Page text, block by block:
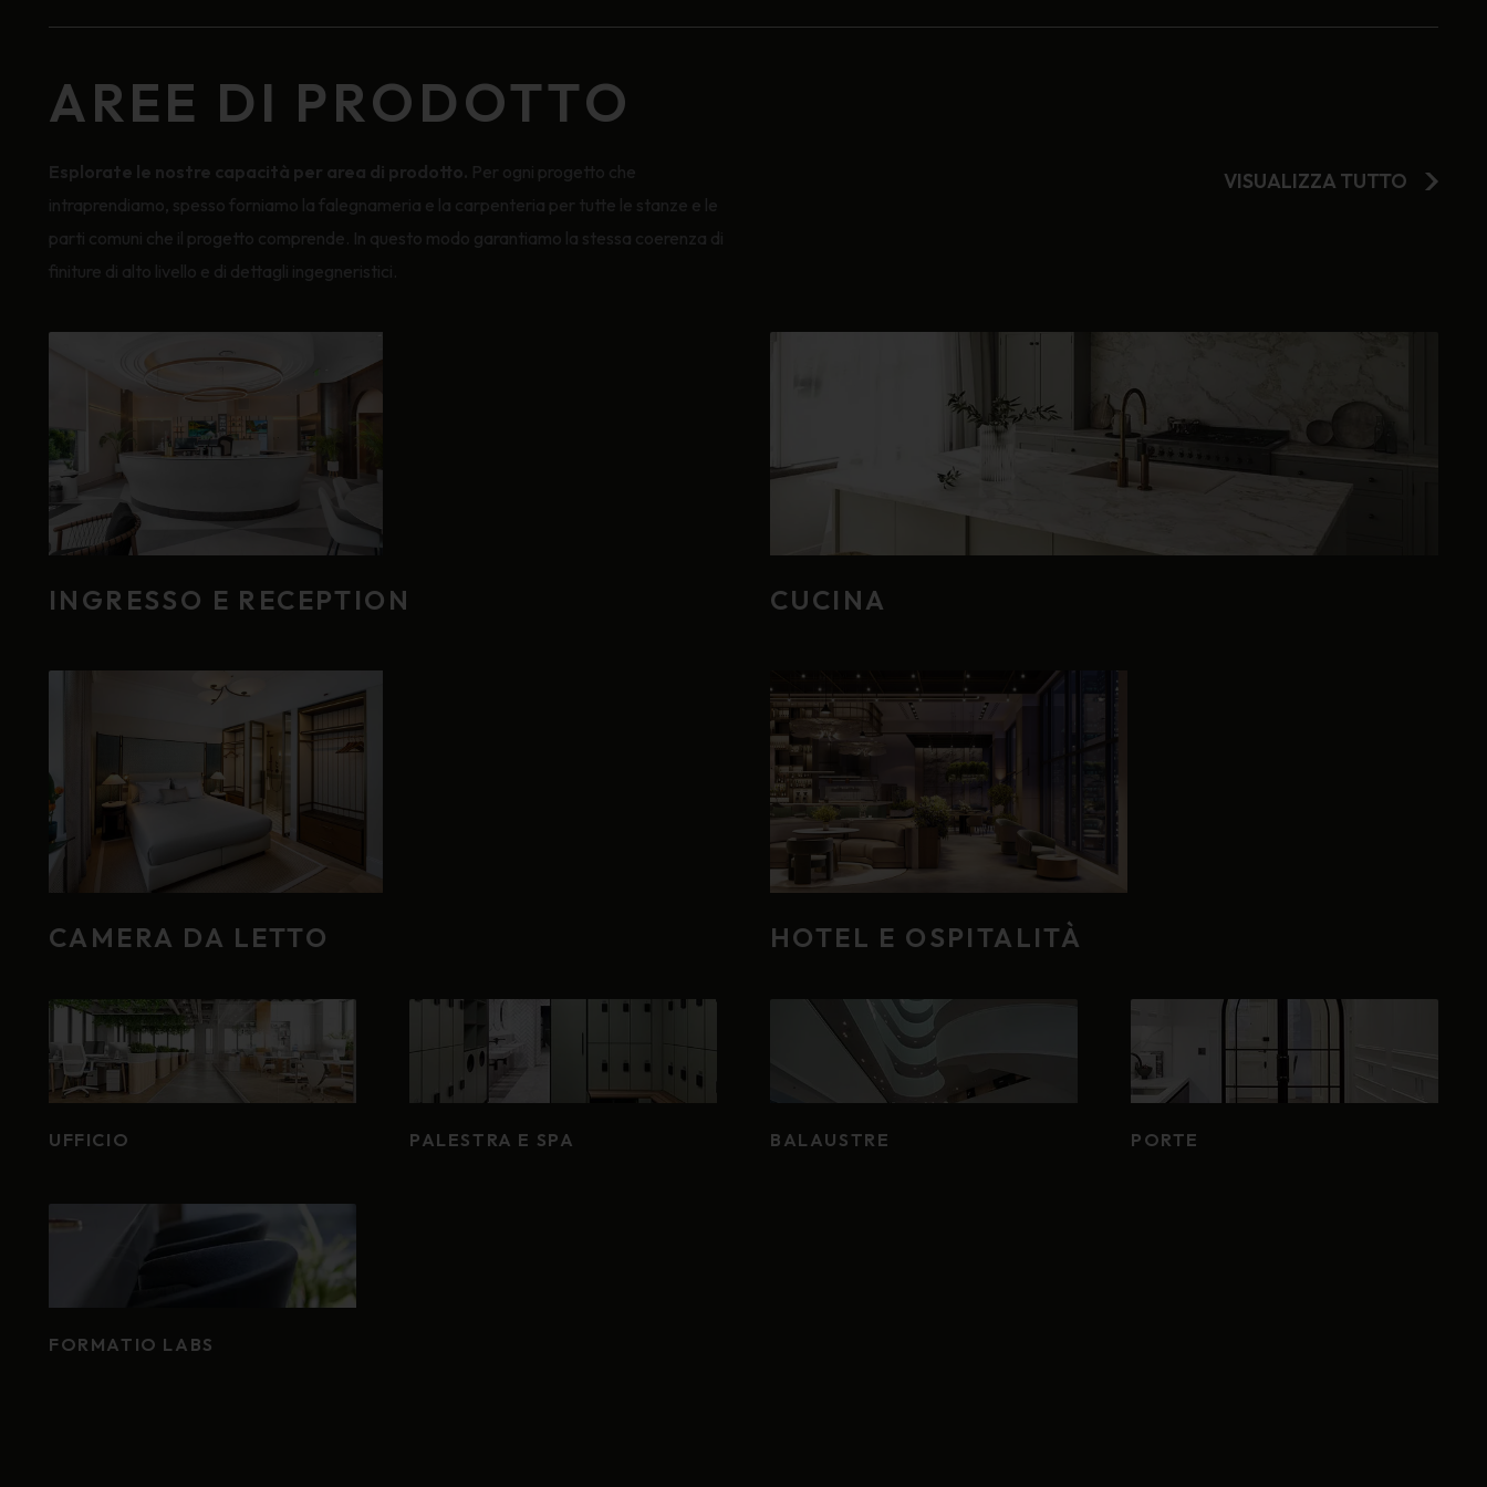
AREE DI PRODOTTO
Esplorate le nostre capacità per area di prodotto. Per ogni progetto che
intraprendiamo, spesso forniamo la falegnameria e la carpenteria per tutte le stanze e le
parti comuni che il progetto comprende. In questo modo garantiamo la stessa coerenza di
finiture di alto livello e di dettagli ingegneristici.
VISUALIZZA TUTTO
INGRESSO E RECEPTION CUCINA
CAMERA DA LETTO HOTEL E OSPITALITÀ
UFFICIO PALESTRA E SPA BALAUSTRE PORTE
FORMATIO LABS